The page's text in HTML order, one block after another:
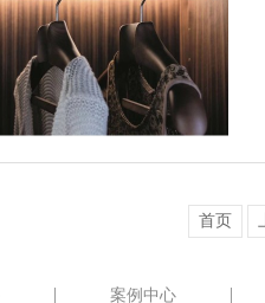
首页
案例中心